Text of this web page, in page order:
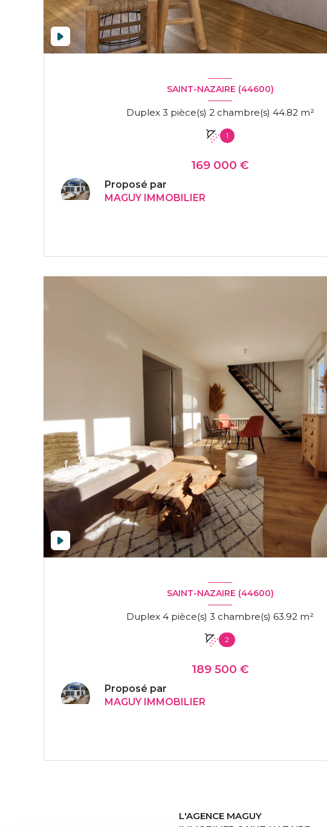
SAINT-NAZAIRE (44600)
Duplex 3 pièce(s) 2 chambre(s) 44.82 m²
1
169 000 €
Proposé par
MAGUY IMMOBILIER
SAINT-NAZAIRE (44600)
Duplex 4 pièce(s) 3 chambre(s) 63.92 m²
2
189 500 €
Proposé par
MAGUY IMMOBILIER
L'AGENCE MAGUY